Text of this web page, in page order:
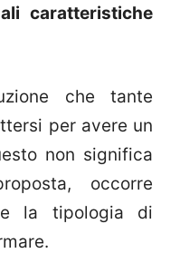
caratteristiche
che tante
per avere un
non significa
occorre
la tipologia di